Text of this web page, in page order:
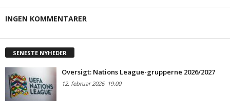
INGEN KOMMENTARER
SENESTE NYHEDER
Oversigt: Nations League-grupperne 2026/2027
12. februar 202619:00